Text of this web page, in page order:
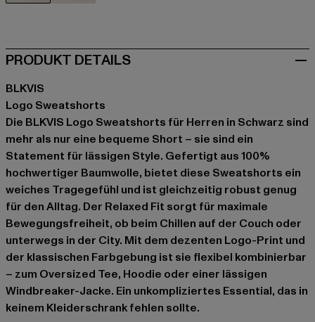
PRODUKT DETAILS
BLKVIS
Logo Sweatshorts
Die BLKVIS Logo Sweatshorts für Herren in Schwarz sind
mehr als nur eine bequeme Short – sie sind ein
Statement für lässigen Style. Gefertigt aus 100%
hochwertiger Baumwolle, bietet diese Sweatshorts ein
weiches Tragegefühl und ist gleichzeitig robust genug
für den Alltag. Der Relaxed Fit sorgt für maximale
Bewegungsfreiheit, ob beim Chillen auf der Couch oder
unterwegs in der City. Mit dem dezenten Logo-Print und
der klassischen Farbgebung ist sie flexibel kombinierbar
– zum Oversized Tee, Hoodie oder einer lässigen
Windbreaker-Jacke. Ein unkompliziertes Essential, das in
keinem Kleiderschrank fehlen sollte.